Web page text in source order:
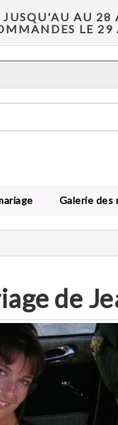
JUSQU'AU AU 28
LE
Galerie des
de